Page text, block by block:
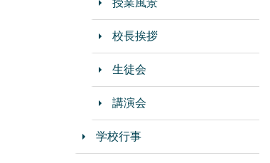
授業風景
校長挨拶
生徒会
講演会
学校行事